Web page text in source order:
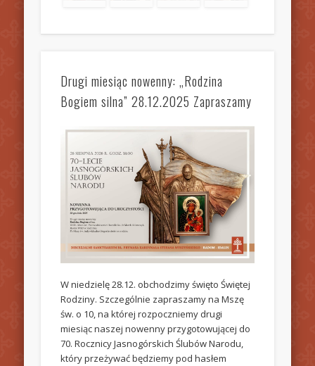
Drugi miesiąc nowenny: „Rodzina
Bogiem silna” 28.12.2025 Zapraszamy
W niedzielę 28.12. obchodzimy święto Świętej
Rodziny. Szczególnie zapraszamy na Mszę
św. o 10, na której rozpoczniemy drugi
miesiąc naszej nowenny przygotowującej do
70. Rocznicy Jasnogórskich Ślubów Narodu,
który przeżywać będziemy pod hasłem